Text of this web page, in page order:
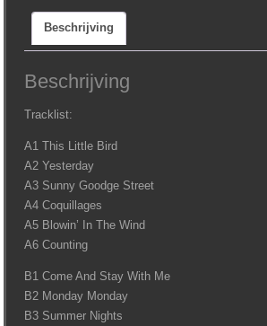
This
Little
Bird
aantal
Beschrijving
Beschrijving
Tracklist:
A1 This Little Bird
A2 Yesterday
A3 Sunny Goodge Street
A4 Coquillages
A5 Blowin’ In The Wind
A6 Counting
B1 Come And Stay With Me
B2 Monday Monday
B3 Summer Nights